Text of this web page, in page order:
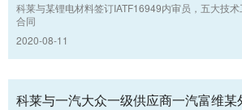
科莱与某锂电材料签订IATF16949内审员，五大技
合同
2020-08-11